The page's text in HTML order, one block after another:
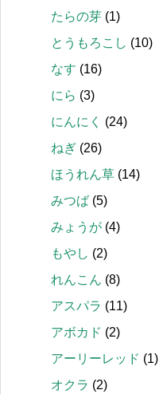
たらの芽 (1)
とうもろこし (10)
なす (16)
にら (3)
にんにく
(24)
ねぎ (26)
ほうれん草 (14)
みつば (5)
みょうが (4)
もやし (2)
れんこん (8)
アスパラ (11)
アボカド (2)
アーリーレッド (1)
オクラ (2)